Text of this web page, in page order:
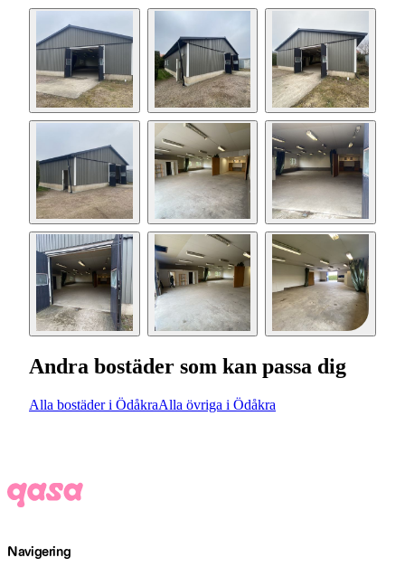
Andra bostäder som kan passa dig
Alla bostäder i ÖdåkraAlla övriga i Ödåkra
Navigering